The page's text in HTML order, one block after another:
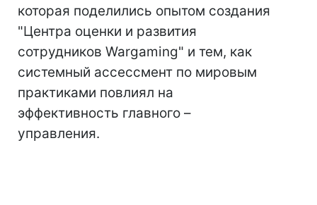
которая поделились опытом создания
"Центра оценки и развития
сотрудников Wargaming" и тем, как
системный ассессмент по мировым
практиками повлиял на
эффективность главного –
управления.